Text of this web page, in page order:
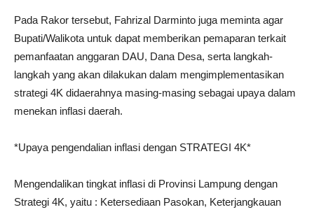
Pada Rakor tersebut, Fahrizal Darminto juga meminta agar
Bupati/Walikota untuk dapat memberikan pemaparan terkait
pemanfaatan anggaran DAU, Dana Desa, serta langkah-
langkah yang akan dilakukan dalam mengimplementasikan
strategi 4K didaerahnya masing-masing sebagai upaya dalam
menekan inflasi daerah.
*Upaya pengendalian inflasi dengan STRATEGI 4K*
Mengendalikan tingkat inflasi di Provinsi Lampung dengan
Strategi 4K, yaitu : Ketersediaan Pasokan, Keterjangkauan